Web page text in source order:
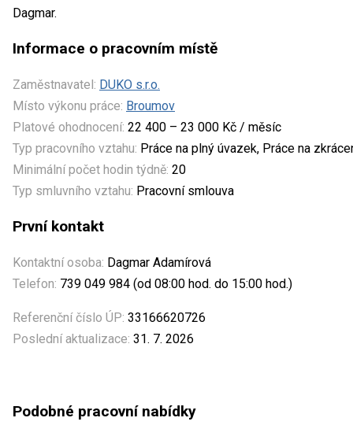
Dagmar.
Informace o pracovním místě
Zaměstnavatel: DUKO s.r.o.
Místo výkonu práce: Broumov
Platové ohodnocení: 22 400 – 23 000 Kč / měsíc
Typ pracovního vztahu: Práce na plný úvazek, Práce na
Minimální počet hodin týdně: 20
Typ smluvního vztahu: Pracovní smlouva
První kontakt
Kontaktní osoba: Dagmar Adamírová
Telefon: 739 049 984 (od 08:00 hod. do 15:00 hod.)
Referenční číslo ÚP: 33166620726
Poslední aktualizace: 31. 7. 2026
Podobné pracovní nabídky